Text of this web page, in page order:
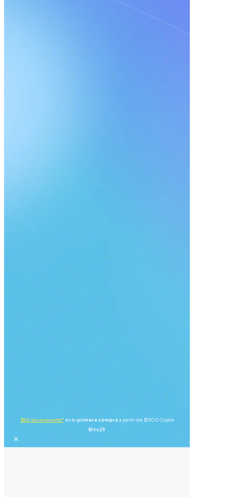
$80 de descuento* en tu primera compra a partir de $1500 Cupón
Bits25
✕